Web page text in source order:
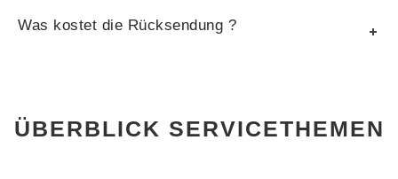
Was kostet die Rücksendung ?
ÜBERBLICK SERVICETHEMEN